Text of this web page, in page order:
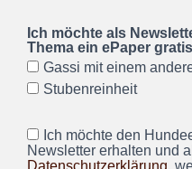
Ich möchte als
Thema ein ePaper
Gassi mit einem
Stubenreinheit
Ich möchte den
Newsletter erhalten und